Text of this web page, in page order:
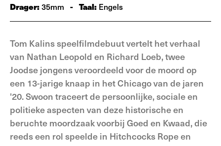
Drager:35mm - Taal: Engels
Tom Kalins speelfilmdebuut vertelt het verhaal
van Nathan Leopold en Richard Loeb, twee
Joodse jongens veroordeeld voor de moord op
een 13-jarige knaap in het Chicago van de jaren
'20. Swoon traceert de persoonlijke, sociale en
politieke aspecten van deze historische en
beruchte moordzaak voorbij Goed en Kwaad, die
reeds een rol speelde in Hitchcocks Rope en